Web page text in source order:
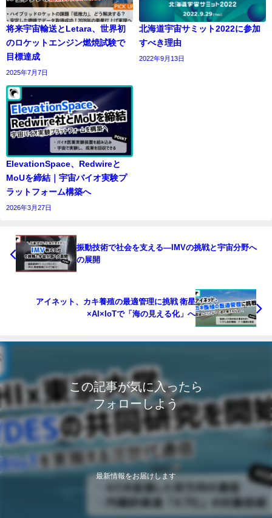
将来宇宙輸送とLetara、世界初
のロケットエンジン燃焼試験で
目標達成
2025年7月7日
北海道宇宙サミット2022に参加
すべき理由
2022年9月13日
ElevationSpace、Redwireと
MoUを締結｜宇宙バイオ実験プ
ラットフォーム構築へ
2026年3月27日
振動技術で社会を支える―IMVの挑戦と宇宙分野へ
の展開
アイネット、カキ養殖の最適管理に挑戦 衛星
×AI×IoTで「海の見える化」へ
この記事が気に入ったら
フォローしよう
最新情報をお届けします